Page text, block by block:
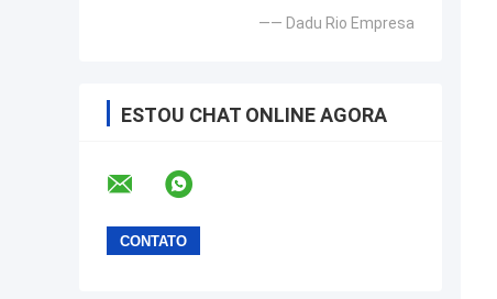
—— Dadu Rio Empresa
ESTOU CHAT ONLINE AGORA